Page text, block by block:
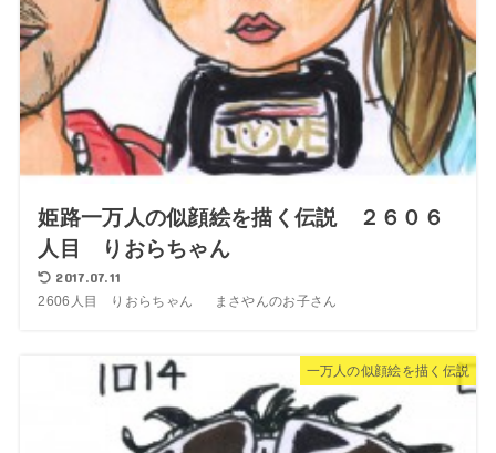
姫路一万人の似顔絵を描く伝説 ２６０６
人目 りおらちゃん
2017.07.11
2606人目 りおらちゃん まさやんのお子さん
一万人の似顔絵を描く伝説